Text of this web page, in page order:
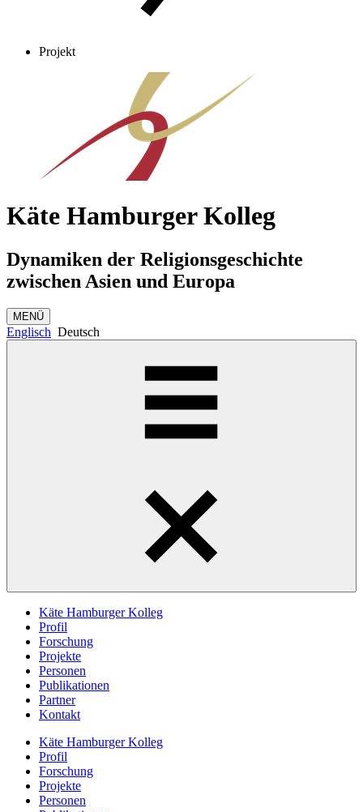
Projekt
Käte Hamburger Kolleg
Dynamiken der Religionsgeschichte
zwischen Asien und Europa
MENÜ
Englisch Deutsch
Käte Hamburger Kolleg
Profil
Forschung
Projekte
Personen
Publikationen
Partner
Kontakt
Käte Hamburger Kolleg
Profil
Forschung
Projekte
Personen